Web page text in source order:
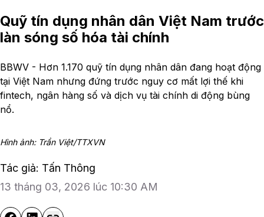
Quỹ tín dụng nhân dân Việt Nam trước
làn sóng số hóa tài chính
BBWV - Hơn 1.170 quỹ tín dụng nhân dân đang hoạt động
tại Việt Nam nhưng đứng trước nguy cơ mất lợi thế khi
fintech, ngân hàng số và dịch vụ tài chính di động bùng
nổ.
Hình ảnh: Trần Việt/TTXVN
Tác giả: Tấn Thông
13 tháng 03, 2026 lúc 10:30 AM